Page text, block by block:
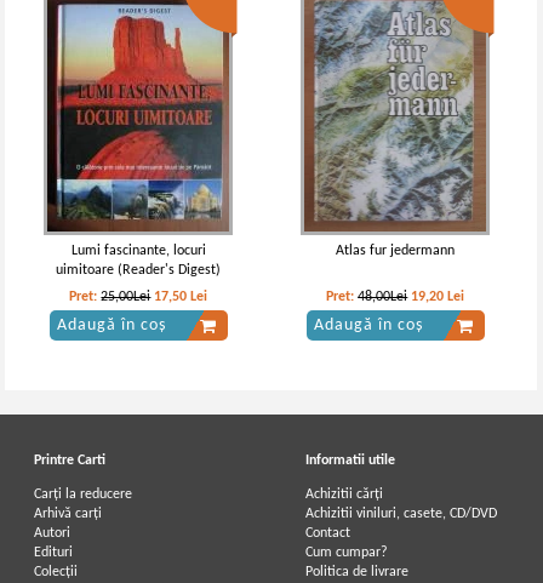
Lumi fascinante, locuri
uimitoare (Reader's Digest)
Pret:25,00Lei 17,50 Lei
Adaugă în coș
Atlas fur jedermann
Pret:48,00Lei 19,20 Lei
Adaugă în coș
Printre Carti
Carți la reducere
Arhivă carți
Autori
Edituri
Colecții
Informatii utile
Achizitii cărți
Achizitii viniluri, casete, CD/DVD
Contact
Cum cumpar?
Politica de livrare